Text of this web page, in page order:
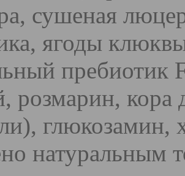
сушеная
ягоды
пребиотик
розмарин,
натуральным